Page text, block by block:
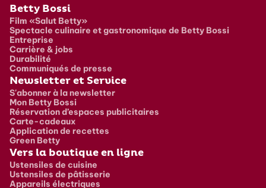
Pied de page
Betty Bossi
Film «Salut Betty»
Spectacle culinaire et gastronomique de Betty Bossi
Entreprise
Carrière & jobs
Durabilité
Communiqués de presse
Newsletter et Service
S'abonner à la newsletter
Mon Betty Bossi
Réservation d’espaces publicitaires
Carte-cadeaux
Application de recettes
Green Betty
Vers la boutique en ligne
Ustensiles de cuisine
Ustensiles de pâtisserie
Appareils électriques